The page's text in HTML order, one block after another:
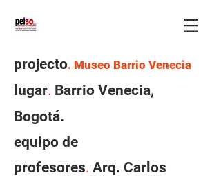
projecto. Museo Barrio Venecia
lugar. Barrio Venecia,
Bogotá.
equipo de
profesores. Arq. Carlos